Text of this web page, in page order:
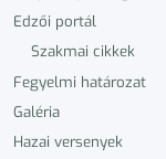
Edzői portál
Szakmai cikkek
Fegyelmi határozat
Galéria
Hazai versenyek